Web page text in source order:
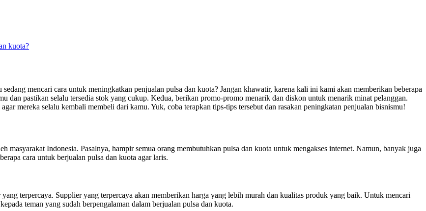
kuota?
mencari cara untuk meningkatkan penjualan pulsa dan kuota? Jangan khawatir, karena kali ini kami akan memberikan beberapa
dan pastikan selalu tersedia stok yang cukup. Kedua, berikan promo-promo menarik dan diskon untuk menarik minat pelanggan.
mereka selalu kembali membeli dari kamu. Yuk, coba terapkan tips-tips tersebut dan rasakan peningkatan penjualan bisnismu!
masyarakat Indonesia. Pasalnya, hampir semua orang membutuhkan pulsa dan kuota untuk mengakses internet. Namun, banyak juga
cara untuk berjualan pulsa dan kuota agar laris.
terpercaya. Supplier yang terpercaya akan memberikan harga yang lebih murah dan kualitas produk yang baik. Untuk mencari
teman yang sudah berpengalaman dalam berjualan pulsa dan kuota.